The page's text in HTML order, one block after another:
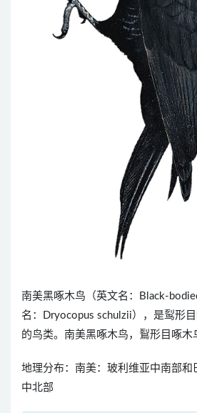
南美黑啄木鸟（英文名：Black-
名：Dryocopus schulzii），是䴕形
的鸟类。南美黑啄木鸟，鴷形目啄木
地理分布：南美：玻利维亚中南部和
中北部